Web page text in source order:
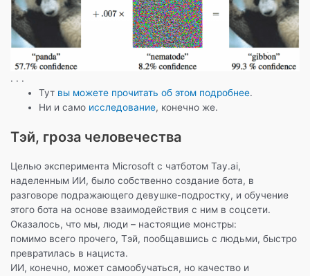
. . .
Тут вы можете прочитать об этом подробнее.
Ни и само исследование, конечно же.
Тэй, гроза человечества
Целью эксперимента Microsoft с чатботом Tay.ai,
наделенным ИИ, было собственно создание бота, в
разговоре подражающего девушке-подростку, и обучение
этого бота на основе взаимодействия с ним в соцсети.
Оказалось, что мы, люди – настоящие монстры:
помимо всего прочего, Тэй, пообщавшись с людьми, быстро
превратилась в нациста.
ИИ, конечно, может самообучаться, но качество и